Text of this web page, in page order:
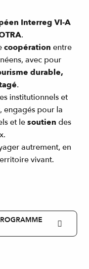
Interreg VI-A
.
coopération entre
avec pour
durable,
.
institutionnels et
engagés pour la
et lesoutien des
autrement, en
vivant.